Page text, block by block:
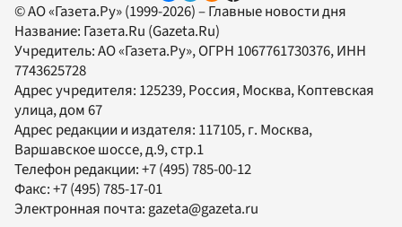
© АО «Газета.Ру» (1999-2026) – Главные новости дня
Название: Газета.Ru (Gazeta.Ru)
Учредитель:АО «Газета.Ру», ОГРН 1067761730376, ИНН
7743625728
Адрес учредителя: 125239, Россия, Москва, Коптевская
улица, дом 67
Адрес редакции и издателя: 117105, г. Москва,
Варшавское шоссе, д.9, стр.1
Телефон редакции:+7 (495) 785-00-12
Факс:+7 (495) 785-17-01
Электронная почта:gazeta@gazeta.ru